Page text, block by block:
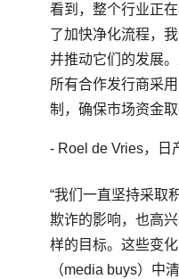
看到，整个行业正
了加快净化流程，
并推动它们的发展
所有合作发行商采
制，确保市场资金
- Roel de Vries，日
“我们一直坚持采取
欺诈的影响，也高
样的目标。这些变
（media buys）中